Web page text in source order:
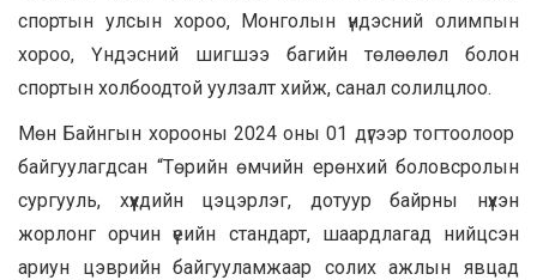
спортын улсын хороо, Монголын үндэсний олимпын
хороо, Үндэсний шигшээ багийн төлөөлөл болон
спортын холбоодтой уулзалт хийж, санал солилцлоо.
Мөн Байнгын хорооны 2024 оны 01 дүгээр тогтоолоор
байгуулагдсан “Төрийн өмчийн ерөнхий боловсролын
сургууль, хүүхдийн цэцэрлэг, дотуур байрны нүхэн
жорлонг орчин үеийн стандарт, шаардлагад нийцсэн
ариун цэврийн байгууламжаар солих ажлын явцад